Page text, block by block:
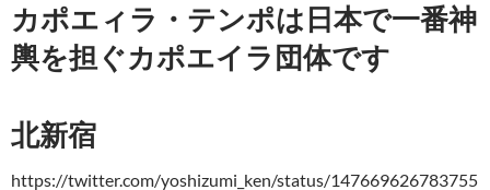
カポエィラ・テンポは日本で一番神
輿を担ぐカポエイラ団体です
北新宿
https://twitter.com/yoshizumi_ken/status/147669626783755